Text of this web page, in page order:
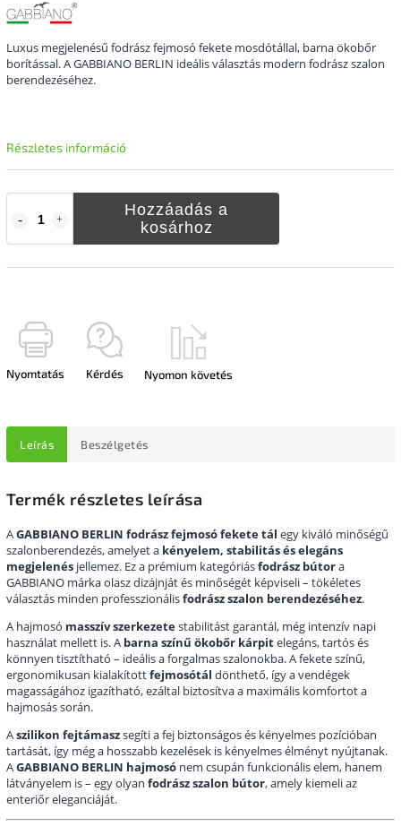
Hozzáadás a
kosárhoz
Luxus megjelenésű fodrász fejmosó fekete mosdótállal, barna ökobőr
borítással. A GABBIANO BERLIN ideális választás modern fodrász szalon
berendezéséhez.
Részletes információ
Nyomtatás Kérdés Nyomon követés
Leírás Beszélgetés
Termék részletes leírása
AGABBIANO BERLIN fodrász fejmosó fekete tál egy kiváló minőségű
szalonberendezés, amelyet a kényelem, stabilitás és elegáns
megjelenés jellemez. Ez a prémium kategóriásfodrász bútora
GABBIANO márka olasz dizájnját és minőségét képviseli – tökéletes
választás minden professzionálisfodrász szalon berendezéséhez.
A hajmosó masszív szerkezetestabilitást garantál, még intenzív napi
használat mellett is. A barna színű ökobőr kárpitelegáns, tartós és
könnyen tisztítható – ideális a forgalmas szalonokba. A fekete színű,
ergonomikusan kialakítottfejmosótál dönthető, így a vendégek
magasságához igazítható, ezáltal biztosítva a maximális komfortot a
hajmosás során.
Aszilikon fejtámaszsegíti a fej biztonságos és kényelmes pozícióban
tartását, így még a hosszabb kezelések is kényelmes élményt nyújtanak.
AGABBIANO BERLIN hajmosó nem csupán funkcionális elem, hanem
látványelem is – egy olyan fodrász szalon bútor, amely kiemeli az
enteriőr eleganciáját.